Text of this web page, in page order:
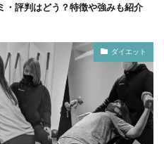
・評判はどう？特徴や強みも紹介
ダイエット